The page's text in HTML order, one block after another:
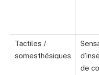
Tactiles /
somesthésiques
de